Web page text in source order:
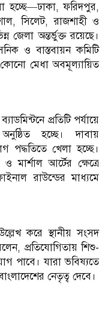
হচ্ছে—ঢাকা, ফরিদপুর,
সিলেট, রাজশাহী ও
জেলা অন্তর্ভুক্ত রয়েছে।
ও বাস্তবায়ন কমিটি
কোনো মেধা অবমূল্যায়িত
প্রতিটি পর্যায়ে
হচ্ছে। দাবায়
পদ্ধতিতে খেলা হচ্ছে।
মার্শাল আর্টের ক্ষেত্রে
রাউন্ডের মাধ্যমে
করে স্থানীয় সংসদ
প্রতিযোগিতায় শিশু-
পাবে। যারা ভবিষ্যতে
নেতৃত্ব দেবে।